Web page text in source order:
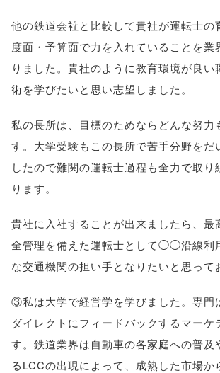
scrollbars=yes'
); return
false;"> シェア
他の鉄道会社と比較して貴社が運転士の
度面・予算面で力を入れていることを業
りました。貴社のように教育環境が良い
術を学びたいと思い志望しました。
私の長所は、目標のためならどんな努力
す。大学受験もこの長所で苦手分野をだ
したので難関の運転士過程も全力で取り
ります。
貴社に入社することが出来ましたら、最
全管理を備えた運転士として◯◯沿線利
な交通機関の担い手となりたいと思って
③私は大学で経営学を学びました。専門
ダイレクトにフィードバックするマーケ
す。鉄道業界は自動車の各家庭への普及
るLCCの出現によって、成熟した市場か